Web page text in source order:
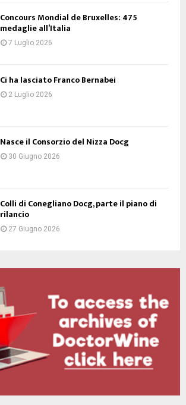
Concours Mondial de Bruxelles: 475
medaglie all’Italia
7 Luglio 2026
Ci ha lasciato Franco Bernabei
2 Luglio 2026
Nasce il Consorzio del Nizza Docg
30 Giugno 2026
Colli di Conegliano Docg, parte il piano di
rilancio
27 Giugno 2026